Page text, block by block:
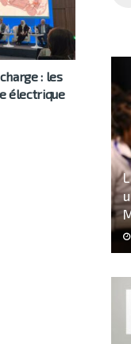
: les
électrique